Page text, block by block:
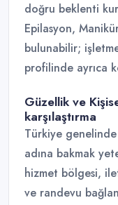
doğru beklenti
Epilasyon,
bulunabilir;
profilinde ayrıca
Güzellik ve
karşılaştırma
Türkiye
adına bakmak
hizmet bölgesi,
ve randevu